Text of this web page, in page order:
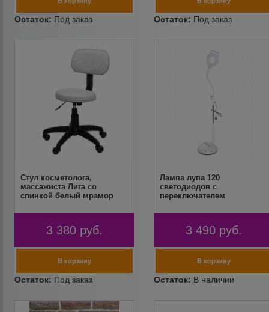
Стул косметолога,
массажиста Лига со
спинкой белый мрамор
3 380 руб.
Лампа лупа 120
светодиодов с
переключателем
3 490 руб.